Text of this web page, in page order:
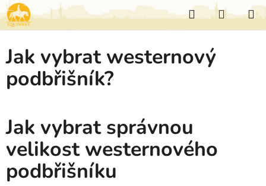
Přejít
na
obsah
Hledat
KOŠÍK
Jak vybrat westernový
podbřišník?
Jak vybrat správnou
velikost westernového
podbřišníku